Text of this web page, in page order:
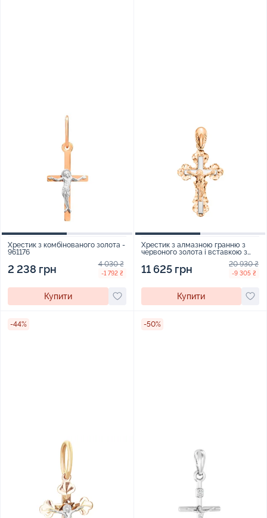
Хрестик з комбінованого золота -
961176
2 238 грн 4 030 ₴
-1 792 ₴
Купити
Хрестик з алмазною гранню з
червоного золота і вставкою з
11 625 грн 20 930 ₴
-9 305 ₴
Купити
-44% -50%